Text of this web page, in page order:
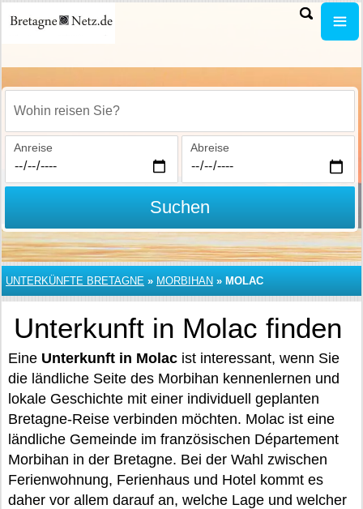
Wohin reisen Sie?
Anreise Abreise
Suchen
UNTERKÜNFTE BRETAGNE » MORBIHAN » MOLAC
Unterkunft in Molac finden
Eine Unterkunft in Molac ist interessant, wenn Sie
die ländliche Seite des Morbihan kennenlernen und
lokale Geschichte mit einer individuell geplanten
Bretagne-Reise verbinden möchten. Molac ist eine
ländliche Gemeinde im französischen Département
Morbihan in der Bretagne. Bei der Wahl zwischen
Ferienwohnung, Ferienhaus und Hotel kommt es
daher vor allem darauf an, welche Lage und welcher